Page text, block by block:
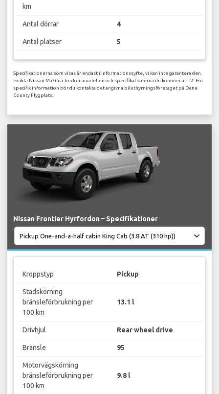
km
Antal dörrar 4
Antal platser 5
Specifikationerna som visas är endast i informationssyfte, vi kan inte garantera den
exakta Nissan Maxima-fordonsmodellen och specifikationerna du kommer att få. För
specifik information bör du kontakta det angivna biluthyrningsföretaget på Dane
County Flygplats.
Nissan Frontier Hyrfordon – Specifikationer
Kroppstyp Pickup
Stadskörning
bränsleförbrukning per
100 km
13.1 l
Drivhjul Rear wheel drive
Bränsle 95
Motorvägskörning
bränsleförbrukning per
100 km
9.8 l